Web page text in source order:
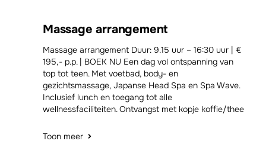
Massage arrangement
Massage arrangement Duur: 9.15 uur – 16:30 uur | €
195,- p.p. | BOEK NU Een dag vol ontspanning van
top tot teen. Met voetbad, body- en
gezichtsmassage, Japanse Head Spa en Spa Wave.
Inclusief lunch en toegang tot alle
wellnessfaciliteiten. Ontvangst met kopje koffie/thee
Toon meer